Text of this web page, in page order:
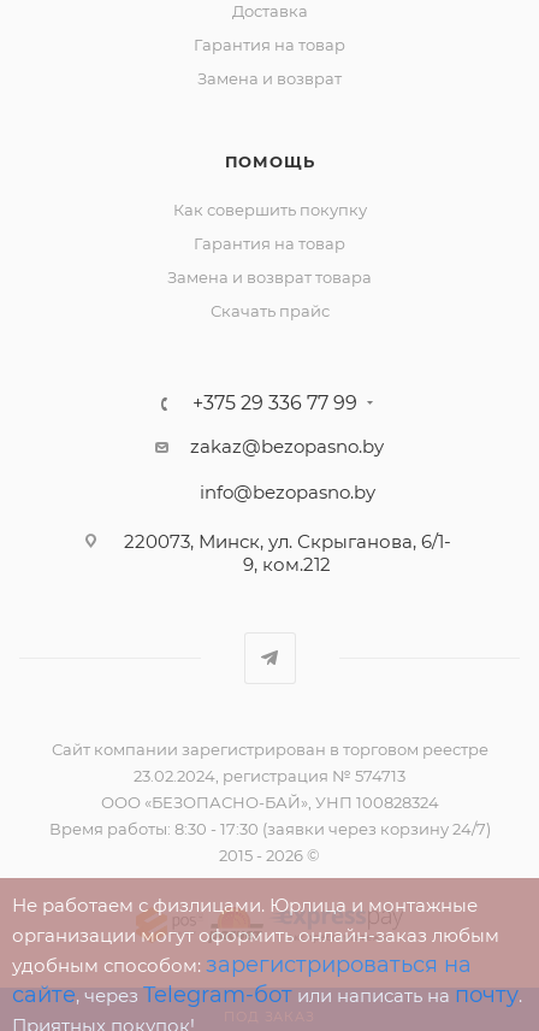
Доставка
Гарантия на товар
Замена и возврат
ПОМОЩЬ
Как совершить покупку
Гарантия на товар
Замена и возврат товара
Скачать прайс
+375 29 336 77 99
zakaz@bezopasno.by
info@bezopasno.by
220073, Минск, ул. Скрыганова, 6/1-
9, ком.212
Сайт компании зарегистрирован в торговом реестре
23.02.2024, регистрация № 574713
ООО «БЕЗОПАСНО-БАЙ», УНП 100828324
Время работы: 8:30 - 17:30 (заявки через корзину 24/7)
2015 - 2026 ©
Не работаем с физлицами. Юрлица и монтажные
организации могут оформить онлайн-заказ любым
удобным способом: зарегистрироваться на
сайте, через Telegram-бот или написать на почту.
Приятных покупок!